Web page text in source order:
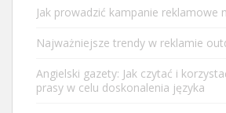
Jak prowadzić kampanie reklamowe
Najważniejsze trendy w reklamie
Angielski gazety: Jak czytać i
prasy w celu doskonalenia języka